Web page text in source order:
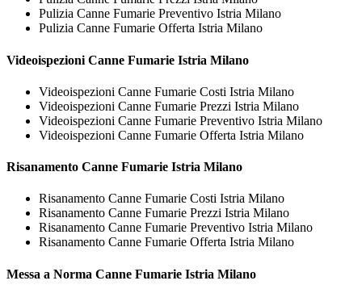
Pulizia Canne Fumarie Preventivo Istria Milano
Pulizia Canne Fumarie Offerta Istria Milano
Videoispezioni Canne Fumarie Istria Milano
Videoispezioni Canne Fumarie Costi Istria Milano
Videoispezioni Canne Fumarie Prezzi Istria Milano
Videoispezioni Canne Fumarie Preventivo Istria Milano
Videoispezioni Canne Fumarie Offerta Istria Milano
Risanamento Canne Fumarie Istria Milano
Risanamento Canne Fumarie Costi Istria Milano
Risanamento Canne Fumarie Prezzi Istria Milano
Risanamento Canne Fumarie Preventivo Istria Milano
Risanamento Canne Fumarie Offerta Istria Milano
Messa a Norma Canne Fumarie Istria Milano